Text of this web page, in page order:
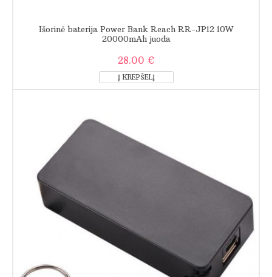
Išorinė baterija Power Bank Reach RR-JP12 10W
20000mAh juoda
28.00 €